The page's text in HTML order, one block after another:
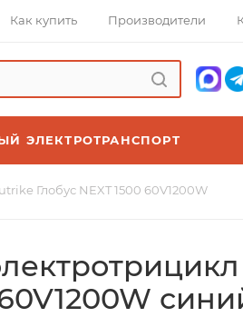
Как купить Производители
ЭЛЕКТРОТРАНСПОРТ
Глобус NEXT 1500 60V1200W